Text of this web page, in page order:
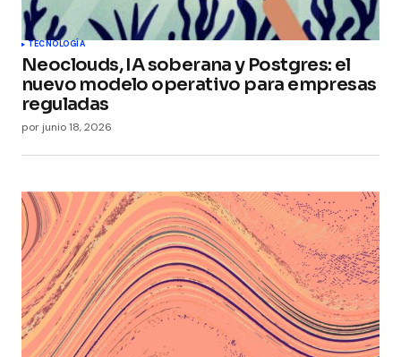
TECNOLOGÍA
Neoclouds, IA soberana y Postgres: el
nuevo modelo operativo para empresas
reguladas
por junio 18, 2026